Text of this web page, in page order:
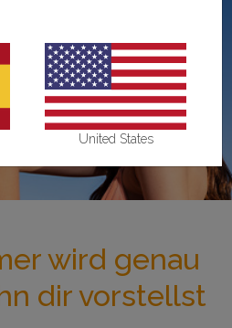
wird genau
dir vorstellst
United States